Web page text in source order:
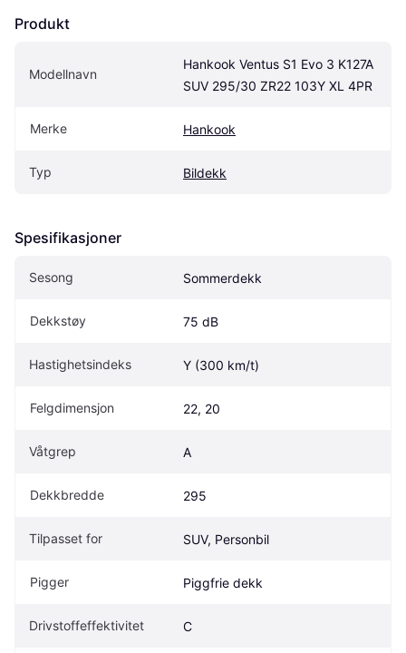
Produkt
Modellnavn
Hankook Ventus S1 Evo 3 K127A
SUV 295/30 ZR22 103Y XL 4PR
Merke Hankook
Typ Bildekk
Spesifikasjoner
Sesong Sommerdekk
Dekkstøy 75 dB
Hastighetsindeks Y (300 km/t)
Felgdimensjon 22, 20
Våtgrep A
Dekkbredde 295
Tilpasset for SUV, Personbil
Pigger Piggfrie dekk
Drivstoffeffektivitet C